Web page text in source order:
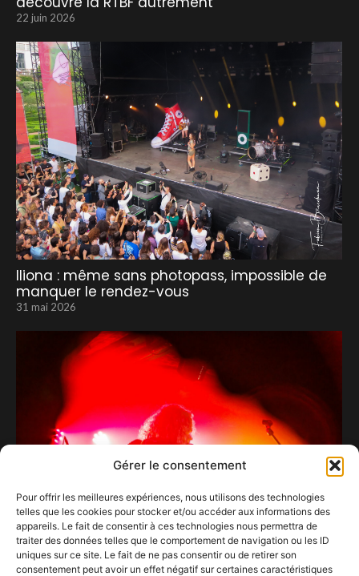
Gérer le consentement
Pour offrir les meilleures expériences, nous utilisons des technologies
telles que les cookies pour stocker et/ou accéder aux informations des
appareils. Le fait de consentir à ces technologies nous permettra de
traiter des données telles que le comportement de navigation ou les ID
uniques sur ce site. Le fait de ne pas consentir ou de retirer son
consentement peut avoir un effet négatif sur certaines caractéristiques
22 juin 2026
Iliona : même sans photopass, impossible de
manquer le rendez-vous
31 mai 2026
Pour la release party de leur nouvel album,